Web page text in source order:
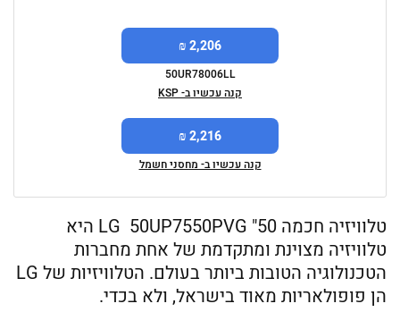
2,206 ₪
50UR78006LL
קנה עכשיו ב- KSP
2,216 ₪
קנה עכשיו ב- מחסני חשמל
טלוויזיה חכמה 50" LG 50UP7550PVG היא
טלוויזיה מצוינת ומתקדמת של אחת מחברות
הטכנולוגיה הטובות ביותר בעולם. הטלוויזיות של LG
הן פופולאריות מאוד בישראל, ולא בכדי.